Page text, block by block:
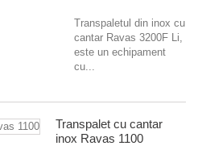
Transpaletul din inox cu
cantar Ravas 3200F Li,
este un echipament
cu...
Transpalet cu cantar
inox Ravas 1100